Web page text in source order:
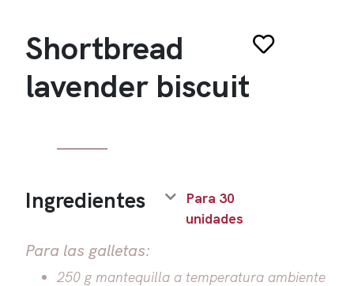
Shortbread
lavender biscuit
Ingredientes
Para 30
unidades
Para las galletas:
250 g mantequilla a temperatura ambiente